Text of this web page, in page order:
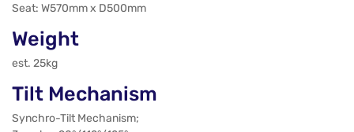
Seat: W570mm x D500mm
Weight
est. 25kg
Tilt Mechanism
Synchro-Tilt Mechanism;